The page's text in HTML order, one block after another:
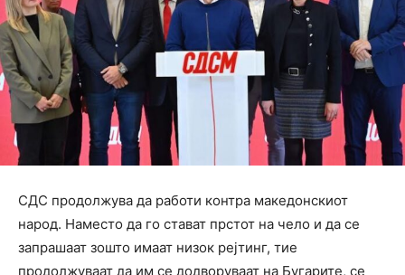
СДС продолжува да работи контра македонскиот
народ. Наместо да го стават прстот на чело и да се
запрашаат зошто имаат низок рејтинг, тие
продолжуваат да им се додворуваат на Бугарите, се